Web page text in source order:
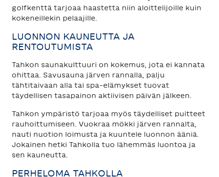
golfkenttä tarjoaa haastetta niin aloittelijoille kuin
kokeneillekin pelaajille.
LUONNON KAUNEUTTA JA
RENTOUTUMISTA
Tahkon saunakulttuuri on kokemus, jota ei kannata
ohittaa. Savusauna järven rannalla, palju
tähtitaivaan alla tai spa-elämykset tuovat
täydellisen tasapainon aktiivisen päivän jälkeen.
Tahkon ympäristö tarjoaa myös täydelliset puitteet
rauhoittumiseen. Vuokraa mökki järven rannalta,
nauti nuotion loimusta ja kuuntele luonnon ääniä.
Jokainen hetki Tahkolla tuo lähemmäs luontoa ja
sen kauneutta.
PERHELOMA TAHKOLLA